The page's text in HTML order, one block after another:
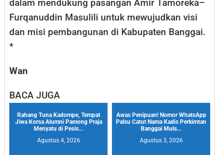
dalam mendukung pasangan Amir Tamoreka–
Furqanuddin Masulili untuk mewujudkan visi
dan misi pembangunan di Kabupaten Banggai.
*
Wan
BACA JUGA
Rahang Tuna Kadompe, Tempat
Jiwa Korsa Alumni Pamong Praja
Menyatu di Pesis...
Agustus 4, 2026
Awas Penipuan! Nomor WhatsApp
Palsu Catut Nama Kadis Perkimtan
Banggai Muls...
Agustus 3, 2026